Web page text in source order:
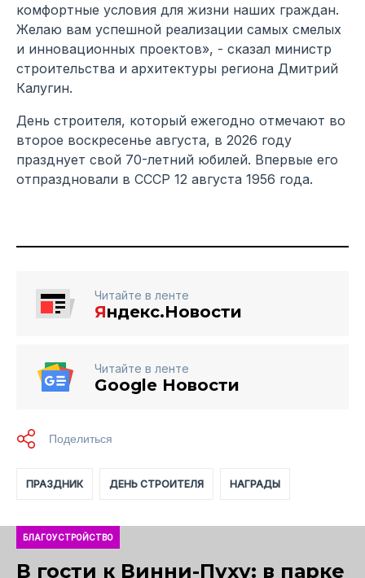
комфортные условия для жизни наших граждан.
Желаю вам успешной реализации самых смелых
и инновационных проектов», - сказал министр
строительства и архитектуры региона Дмитрий
Калугин.
День строителя, который ежегодно отмечают во
второе воскресенье августа, в 2026 году
празднует свой 70-летний юбилей. Впервые его
отпраздновали в СССР 12 августа 1956 года.
Читайте в ленте
Яндекс.Новости
Читайте в ленте
Google Новости
ПРАЗДНИК ДЕНЬ СТРОИТЕЛЯ НАГРАДЫ
БЛАГОУСТРОЙСТВО
В гости к Винни-Пуху: в парке